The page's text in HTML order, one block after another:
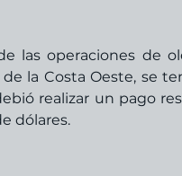
las operaciones de
la Costa Oeste, se
realizar un pago
dólares.